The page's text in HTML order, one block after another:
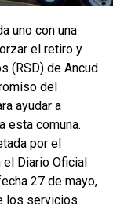
uno con una
el retiro y
(RSD) de Ancud
del
ayudar a
esta comuna.
por el
el Diario Oficial
27 de mayo,
los servicios